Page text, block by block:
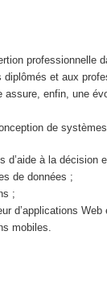
professionnelle
diplômés et aux
enfin, une
de
à la décision
de données ;
;
d’applications
mobiles.